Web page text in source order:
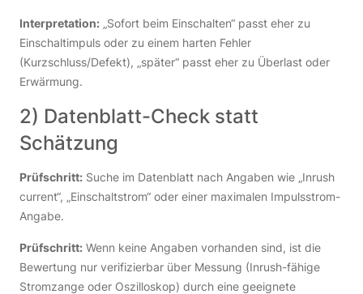
Interpretation: „Sofort beim Einschalten“ passt eher zu
Einschaltimpuls oder zu einem harten Fehler
(Kurzschluss/Defekt), „später“ passt eher zu Überlast oder
Erwärmung.
2) Datenblatt-Check statt
Schätzung
Prüfschritt: Suche im Datenblatt nach Angaben wie „Inrush
current“, „Einschaltstrom“ oder einer maximalen Impulsstrom-
Angabe.
Prüfschritt: Wenn keine Angaben vorhanden sind, ist die
Bewertung nur verifizierbar über Messung (Inrush-fähige
Stromzange oder Oszilloskop) durch eine geeignete